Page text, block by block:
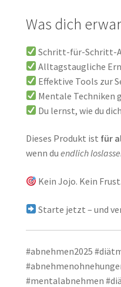
Was dich
Schritt-für-Schritt-
Alltagstaugliche
Effektive Tools zur
Mentale Techniken
Du lernst, wie du
Dieses Produkt ist für
wenn duendlich
Kein Jojo. Kein
Starte jetzt – und
#abnehmen2025
#mentalabnehmen